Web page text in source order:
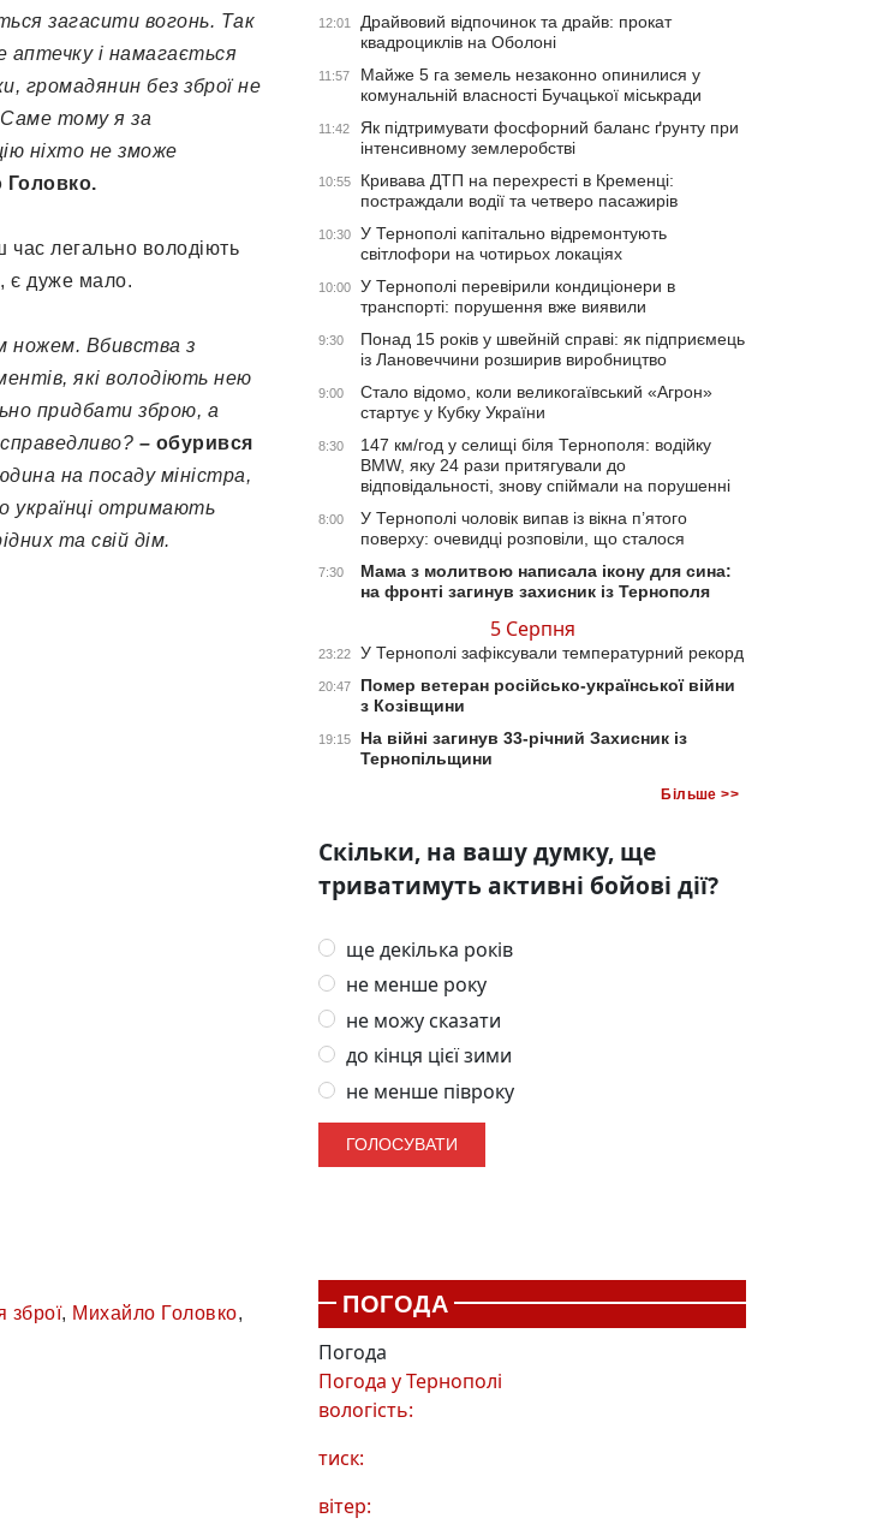
загасити вогонь. Так
аптечку і намагається
громадянин без зброї не
Саме тому я за
ніхто не зможе
Головко.
час легально володіють
є дуже мало.
ножем. Вбивства з
які володіють нею
придбати зброю, а
– обурився
на посаду міністра,
українці отримають
та свій дім.
зброї, Михайло Головко,
12:01
Драйвовий відпочинок та драйв: прокат
квадроциклів на Оболоні
11:57
Майже 5 га земель незаконно опинилися у
комунальній власності Бучацької міськради
11:42
Як підтримувати фосфорний баланс ґрунту при
інтенсивному землеробстві
10:55
Кривава ДТП на перехресті в Кременці:
постраждали водії та четверо пасажирів
10:30
У Тернополі капітально відремонтують
світлофори на чотирьох локаціях
10:00
У Тернополі перевірили кондиціонери в
транспорті: порушення вже виявили
9:30
Понад 15 років у швейній справі: як підприємець
із Лановеччини розширив виробництво
9:00
Стало відомо, коли великогаївський «Агрон»
стартує у Кубку України
8:30
147 км/год у селищі біля Тернополя: водійку
BMW, яку 24 рази притягували до
відповідальності, знову спіймали на порушенні
8:00
У Тернополі чоловік випав із вікна п’ятого
поверху: очевидці розповіли, що сталося
7:30
Мама з молитвою написала ікону для сина:
на фронті загинув захисник із Тернополя
5 Серпня
23:22 У Тернополі зафіксували температурний рекорд
20:47
Помер ветеран російсько-української війни
з Козівщини
19:15
На війні загинув 33-річний Захисник із
Тернопільщини
Більше >>
Скільки, на вашу думку, ще
триватимуть активні бойові дії?
ще декілька років
не менше року
не можу сказати
до кінця цієї зими
не менше півроку
ПОГОДА
Погода
Погода уТернополі
вологість:
тиск:
вітер: